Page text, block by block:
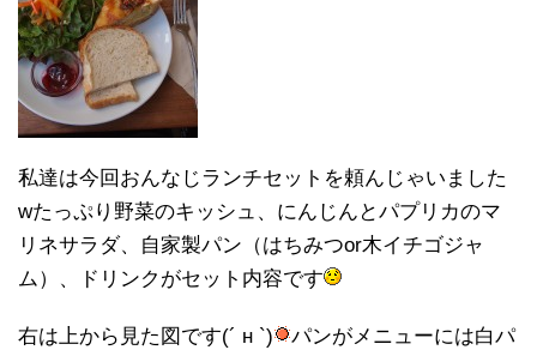
私達は今回おんなじランチセットを頼んじゃいました
wたっぷり野菜のキッシュ、にんじんとパプリカのマ
リネサラダ、自家製パン（はちみつor木イチゴジャ
ム）、ドリンクがセット内容です
右は上から見た図です(´ н `)
パンがメニューには白パ